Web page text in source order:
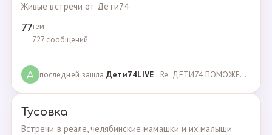
Живые встречи от Дети74
77тем
727 сообщений
Д последней зашлаДeти74LIVE · Re: ДЕТИ74 ПОМОЖЕМ ВМЕСТЕ · 27.12.2021
Тусовка
Встречи в реале, челябинские мамашки и их малыши